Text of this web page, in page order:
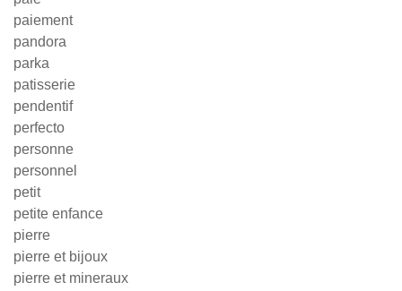
paiement
pandora
parka
patisserie
pendentif
perfecto
personne
personnel
petit
petite enfance
pierre
pierre et bijoux
pierre et mineraux